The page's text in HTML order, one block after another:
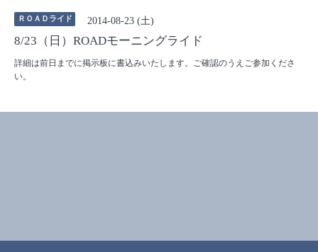
ＲＯＡＤライド 2014-08-23 (土)
8/23（日）ROADモーニングライド
詳細は前日までに掲示板に書込みいたします。ご確認のうえご参加くださ
い。